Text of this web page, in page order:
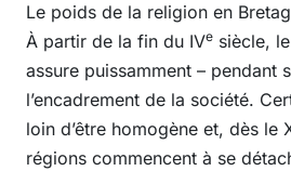
Le poids de la religion en
À partir de la fin du IVe siècle,
assure puissamment – pendant
l’encadrement de la société.
loin d’être homogène et, dès le
régions commencent à se